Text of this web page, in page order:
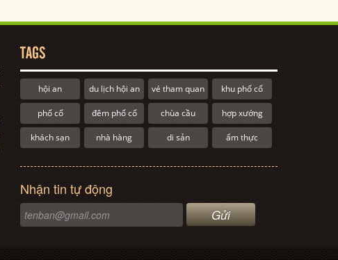
TAGS
hội an du lịch hội an vé tham quan khu phố cổ
phố cổ đêm phố cổ chùa cầu hợp xướng
khách sạn nhà hàng di sản ẩm thực
Nhận tin tự động